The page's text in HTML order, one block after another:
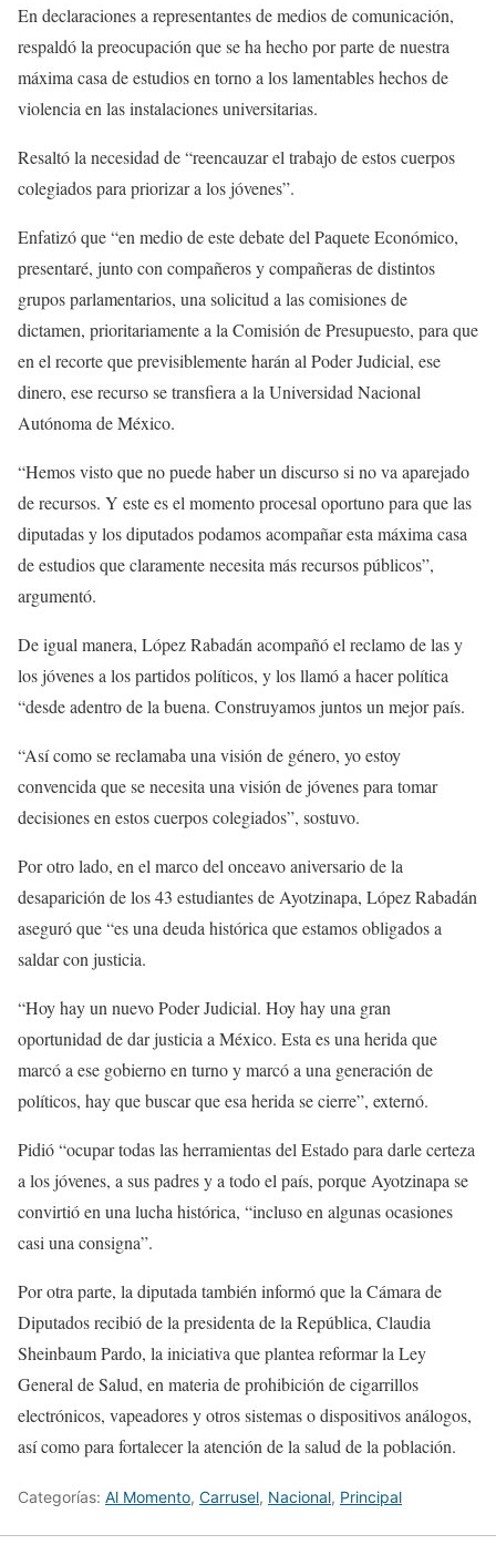
En declaraciones a representantes de medios de comunicación,
respaldó la preocupación que se ha hecho por parte de nuestra
máxima casa de estudios en torno a los lamentables hechos de
violencia en las instalaciones universitarias.
Resaltó la necesidad de “reencauzar el trabajo de estos cuerpos
colegiados para priorizar a los jóvenes”.
Enfatizó que “en medio de este debate del Paquete Económico,
presentaré, junto con compañeros y compañeras de distintos
grupos parlamentarios, una solicitud a las comisiones de
dictamen, prioritariamente a la Comisión de Presupuesto, para que
en el recorte que previsiblemente harán al Poder Judicial, ese
dinero, ese recurso se transfiera a la Universidad Nacional
Autónoma de México.
“Hemos visto que no puede haber un discurso si no va aparejado
de recursos. Y este es el momento procesal oportuno para que las
diputadas y los diputados podamos acompañar esta máxima casa
de estudios que claramente necesita más recursos públicos”,
argumentó.
De igual manera, López Rabadán acompañó el reclamo de las y
los jóvenes a los partidos políticos, y los llamó a hacer política
“desde adentro de la buena. Construyamos juntos un mejor país.
“Así como se reclamaba una visión de género, yo estoy
convencida que se necesita una visión de jóvenes para tomar
decisiones en estos cuerpos colegiados”, sostuvo.
Por otro lado, en el marco del onceavo aniversario de la
desaparición de los 43 estudiantes de Ayotzinapa, López Rabadán
aseguró que “es una deuda histórica que estamos obligados a
saldar con justicia.
“Hoy hay un nuevo Poder Judicial. Hoy hay una gran
oportunidad de dar justicia a México. Esta es una herida que
marcó a ese gobierno en turno y marcó a una generación de
políticos, hay que buscar que esa herida se cierre”, externó.
Pidió “ocupar todas las herramientas del Estado para darle certeza
a los jóvenes, a sus padres y a todo el país, porque Ayotzinapa se
convirtió en una lucha histórica, “incluso en algunas ocasiones
casi una consigna”.
Por otra parte, la diputada también informó que la Cámara de
Diputados recibió de la presidenta de la República, Claudia
Sheinbaum Pardo, la iniciativa que plantea reformar la Ley
General de Salud, en materia de prohibición de cigarrillos
electrónicos, vapeadores y otros sistemas o dispositivos análogos,
así como para fortalecer la atención de la salud de la población.
Categorías: Al Momento, Carrusel, Nacional, Principal